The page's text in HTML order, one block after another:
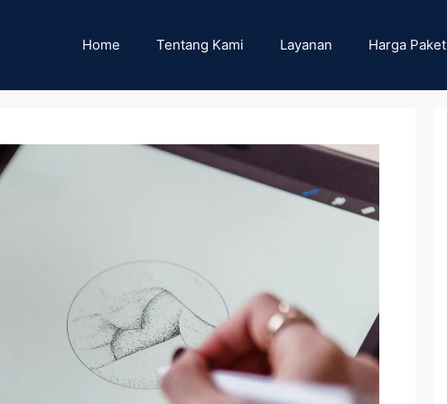
Home Tentang Kami Layanan Harga Paket